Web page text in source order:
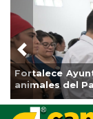
Fortalece
animales del
Previous